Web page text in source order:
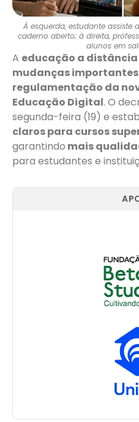
À esquerda, estudante
caderno aberto; à direita,
alunos em
A educação a distância
mudanças importantes
regulamentação da
Educação Digital. O
segunda-feira (19) e
claros para cursos
garantindo mais
para estudantes e